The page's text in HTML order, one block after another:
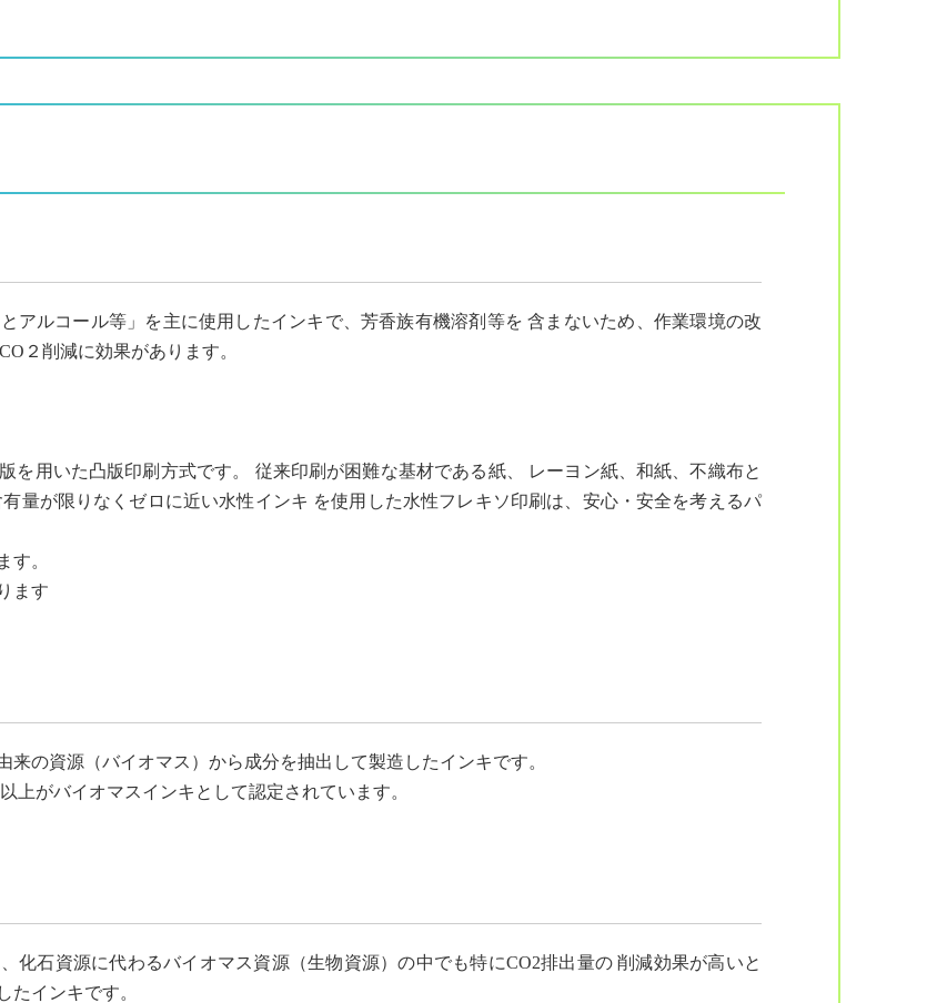
アルコール等」を主に使用したインキで、芳香族有機溶剤等を 含まないため、作業環境の改
２削減に効果があります。
を用いた凸版印刷方式です。 従来印刷が困難な基材である紙、 レーヨン紙、和紙、不織布と
量が限りなくゼロに近い水性インキ を使用した水性フレキソ印刷は、安心・安全を考えるパ
す。
ます
の資源（バイオマス）から成分を抽出して製造したインキです。
上がバイオマスインキとして認定されています。
化石資源に代わるバイオマス資源（生物資源）の中でも特にCO2排出量の 削減効果が高いと
たインキです。